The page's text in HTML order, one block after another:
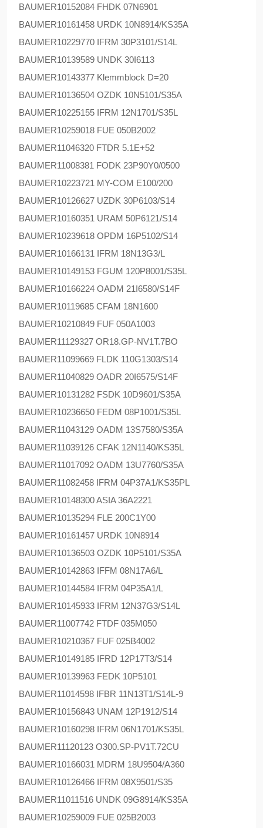
BAUMER10152084 FHDK 07N6901
BAUMER10161458 URDK 10N8914/KS35A
BAUMER10229770 IFRM 30P3101/S14L
BAUMER10139589 UNDK 30I6113
BAUMER10143377 Klemmblock D=20
BAUMER10136504 OZDK 10N5101/S35A
BAUMER10225155 IFRM 12N1701/S35L
BAUMER10259018 FUE 050B2002
BAUMER11046320 FTDR 5.1E+52
BAUMER11008381 FODK 23P90Y0/0500
BAUMER10223721 MY-COM E100/200
BAUMER10126627 UZDK 30P6103/S14
BAUMER10160351 URAM 50P6121/S14
BAUMER10239618 OPDM 16P5102/S14
BAUMER10166131 IFRM 18N13G3/L
BAUMER10149153 FGUM 120P8001/S35L
BAUMER10166224 OADM 21I6580/S14F
BAUMER10119685 CFAM 18N1600
BAUMER10210849 FUF 050A1003
BAUMER11129327 OR18.GP-NV1T.7BO
BAUMER11099669 FLDK 110G1303/S14
BAUMER11040829 OADR 20I6575/S14F
BAUMER10131282 FSDK 10D9601/S35A
BAUMER10236650 FEDM 08P1001/S35L
BAUMER11043129 OADM 13S7580/S35A
BAUMER11039126 CFAK 12N1140/KS35L
BAUMER11017092 OADM 13U7760/S35A
BAUMER11082458 IFRM 04P37A1/KS35PL
BAUMER10148300 ASIA 36A2221
BAUMER10135294 FLE 200C1Y00
BAUMER10161457 URDK 10N8914
BAUMER10136503 OZDK 10P5101/S35A
BAUMER10142863 IFFM 08N17A6/L
BAUMER10144584 IFRM 04P35A1/L
BAUMER10145933 IFRM 12N37G3/S14L
BAUMER11007742 FTDF 035M050
BAUMER10210367 FUF 025B4002
BAUMER10149185 IFRD 12P17T3/S14
BAUMER10139963 FEDK 10P5101
BAUMER11014598 IFBR 11N13T1/S14L-9
BAUMER10156843 UNAM 12P1912/S14
BAUMER10160298 IFRM 06N1701/KS35L
BAUMER11120123 O300.SP-PV1T.72CU
BAUMER10166031 MDRM 18U9504/A360
BAUMER10126466 IFRM 08X9501/S35
BAUMER11011516 UNDK 09G8914/KS35A
BAUMER10259009 FUE 025B2003